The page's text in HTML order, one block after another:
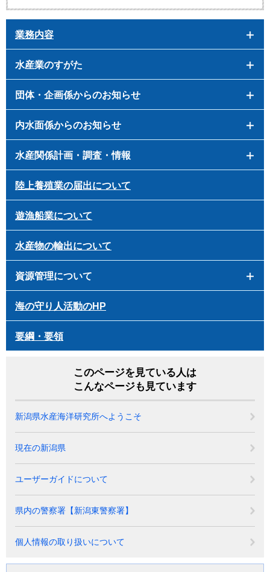
業務内容
水産業のすがた
団体・企画係からのお知らせ
内水面係からのお知らせ
水産関係計画・調査・情報
陸上養殖業の届出について
遊漁船業について
水産物の輸出について
資源管理について
海の守り人活動のHP
要綱・要領
このページを見ている人は
こんなページも見ています
新潟県水産海洋研究所へようこそ
現在の新潟県
ユーザーガイドについて
県内の警察署【新潟東警察署】
個人情報の取り扱いについて